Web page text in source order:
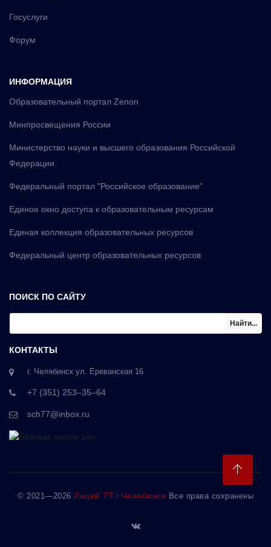
Госуслуги
Форум
ИНФОРМАЦИЯ
Образовательный портал Zenon
Минпросвещения России
Министерство науки и высшего образования Российской
Федерации
Федеральный портал "Российское образование"
Единое окно доступа к образовательным ресурсам
Единая коллекция образовательных ресурсов
Федеральный центр образовательных ресурсов
ПОИСК ПО САЙТУ
Найти...
КОНТАКТЫ
г. Челябинск ул. Ереванская 16
+7 (351) 253‒35‒64
sch77@inbox.ru
© 2021—2026 Лицей 77 г.Челябинск Все права сохранены